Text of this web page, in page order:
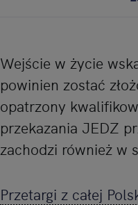
Wejście w życie
powinien zostać
opatrzony
przekazania JEDZ
zachodzi również w
Przetargi z całej